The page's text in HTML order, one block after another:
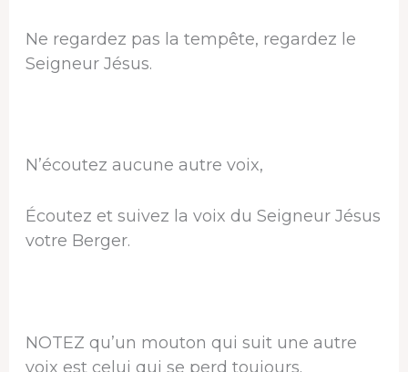
Ne regardez pas la tempête, regardez le
Seigneur Jésus.
N’écoutez aucune autre voix,
Écoutez et suivez la voix du Seigneur Jésus
votre Berger.
NOTEZ qu’un mouton qui suit une autre
voix est celui qui se perd toujours.